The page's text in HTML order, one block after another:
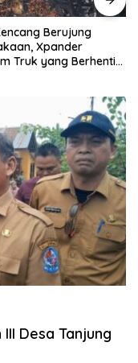
dari 1×24 Jam, Polsek
Ringkus Pelaku
Desa Tanjung